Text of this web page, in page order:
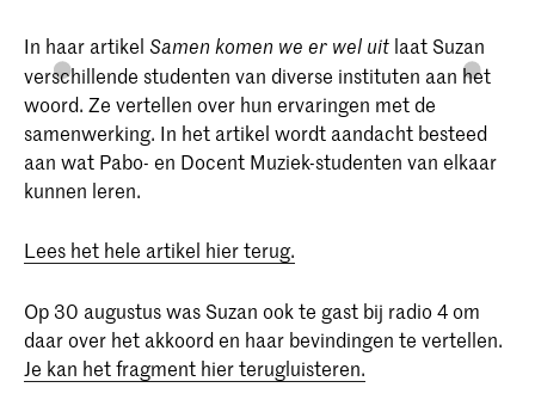
In haar artikel Samen komen we er wel uit laat Suzan
verschillende studenten van diverse instituten aan het
woord. Ze vertellen over hun ervaringen met de
samenwerking. In het artikel wordt aandacht besteed
aan wat Pabo- en Docent Muziek-studenten van elkaar
kunnen leren.
Lees het hele artikel hier terug.
Op 30 augustus was Suzan ook te gast bij radio 4 om
daar over het akkoord en haar bevindingen te vertellen.
Je kan het fragment hier terugluisteren.